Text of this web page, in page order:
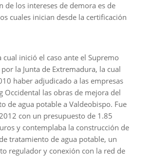
de los intereses de demora es de
cuales inician desde la certificación
cual inició el caso ante el Supremo
la Junta de Extremadura, la cual
haber adjudicado a las empresas
Occidental las obras de mejora del
de agua potable a Valdeobispo. Fue
con un presupuesto de 1.85
y contemplaba la construcción de
tratamiento de agua potable, un
regulador y conexión con la red de